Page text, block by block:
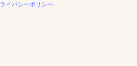
ライバシーポリシー.